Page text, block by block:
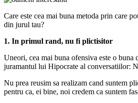
Care este cea mai buna metoda prin care
din jurul tau?
1. In primul rand, nu fi plictisitor
Uneori, cea mai buna ofensiva este o buna
juramantul lui Hipocrate al conversatiilor:
Nu prea reusim sa realizam cand suntem
pentru ca, ei bine, noi credem ca suntem